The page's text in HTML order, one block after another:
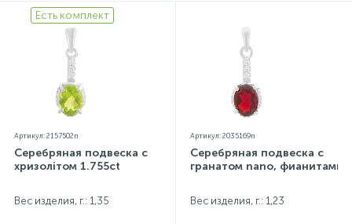
Есть комплект
Артикул: 2157502n
Серебряная подвеска с
хризолітом 1.755ct
Вес изделия, г.: 1,35
Артикул: 2035169n
Серебряная подвеска с
гранатом nano, фианитами
Вес изделия, г.: 1,23